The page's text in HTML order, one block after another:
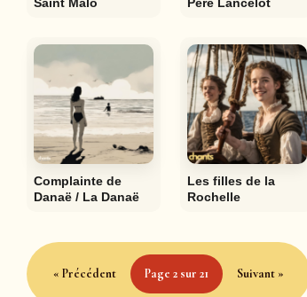
Complainte de
Danaë / La Danaë
Les filles de la
Rochelle
« Précédent Page 2 sur 21 Suivant »